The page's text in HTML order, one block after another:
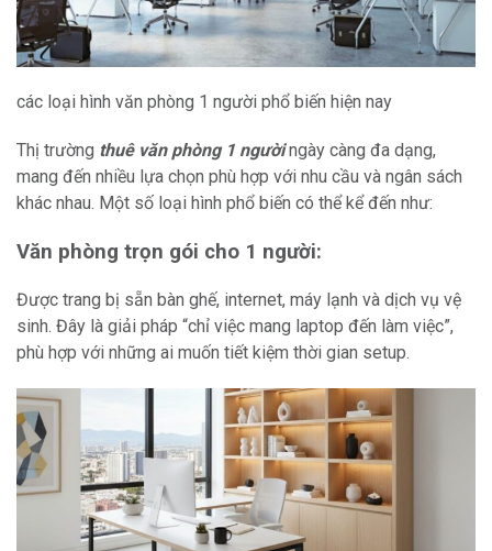
các loại hình văn phòng 1 người phổ biến hiện nay
Thị trường thuê văn phòng 1 ngườingày càng đa dạng,
mang đến nhiều lựa chọn phù hợp với nhu cầu và ngân sách
khác nhau. Một số loại hình phổ biến có thể kể đến như:
Văn phòng trọn gói cho 1 người:
Được trang bị sẵn bàn ghế, internet, máy lạnh và dịch vụ vệ
sinh. Đây là giải pháp “chỉ việc mang laptop đến làm việc”,
phù hợp với những ai muốn tiết kiệm thời gian setup.